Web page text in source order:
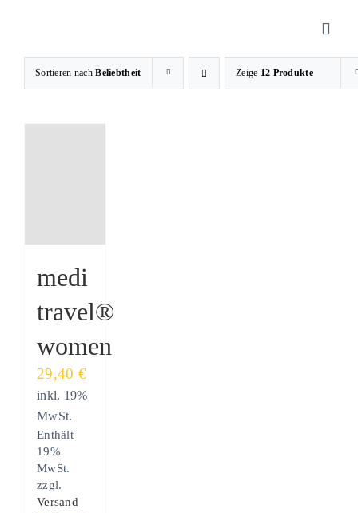
Sanitätshaus
Sortieren nachBeliebtheit Zeige 12 Produkte
medi
travel®
women
29,40 €
inkl. 19%
MwSt.
Enthält
19%
MwSt.
zzgl.
Versand